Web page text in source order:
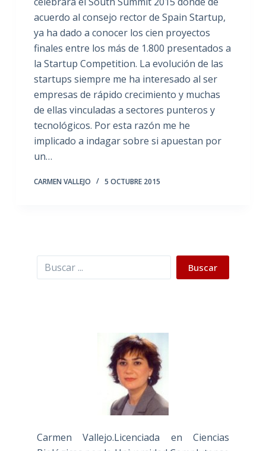
acuerdo al consejo rector de Spain Startup,
ya ha dado a conocer los cien proyectos
finales entre los más de 1.800 presentados a
la Startup Competition. La evolución de las
startups siempre me ha interesado al ser
empresas de rápido crecimiento y muchas
de ellas vinculadas a sectores punteros y
tecnológicos. Por esta razón me he
implicado a indagar sobre si apuestan por
un…
CARMEN VALLEJO 5 OCTUBRE 2015
Buscar Buscar
Carmen Vallejo.Licenciada en Ciencias